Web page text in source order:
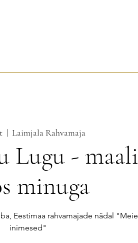
  |
Laimjala Rahvamaja
Lugu - maali
minuga
Eestimaa rahvamajade nädal "Meie
inimesed"